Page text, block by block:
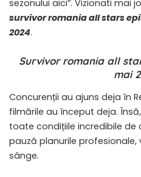
sezonului aici”. Vizionati mai
survivor romania all stars
2024.
Survivor romania all
mai
Concurenții au ajuns deja în
filmările au început deja.
toate condițiile incredibile
pauză planurile
sânge.